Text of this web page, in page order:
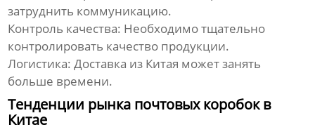
затруднить коммуникацию.
Контроль качества: Необходимо тщательно
контролировать качество продукции.
Логистика: Доставка из Китая может занять
больше времени.
Тенденции рынка почтовых коробок в
Китае